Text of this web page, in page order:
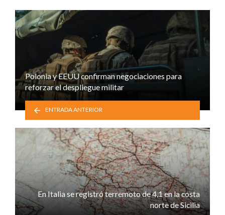
Polonia y EEUU confirman negociaciones para
reforzar el despliegue militar
ENTRADA ANTERIOR
En Italia se registró terremoto de 4,1 en la costa
norte de Sicilia